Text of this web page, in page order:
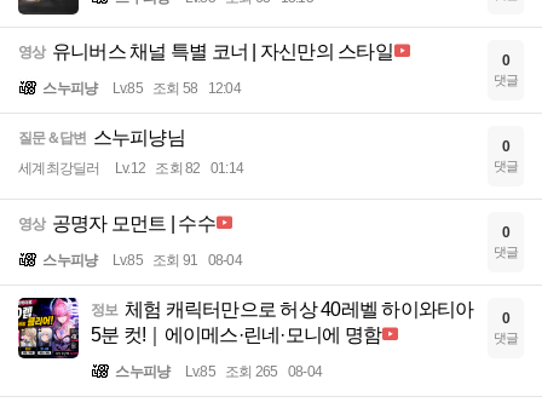
영상 유니버스 채널 특별 코너 | 자신만의 스타일
스누피냥 Lv.85 조회 58 12:04
0
댓글
질문＆답변 스누피냥님
세계최강딜러 Lv.12 조회 82 01:14
0
댓글
영상 공명자 모먼트 | 수수
스누피냥 Lv.85 조회 91 08-04
0
댓글
정보 체험 캐릭터만으로 허상 40레벨 하이와티아
5분 컷!｜에이메스·린네·모니에 명함
스누피냥 Lv.85 조회 265 08-04
0
댓글